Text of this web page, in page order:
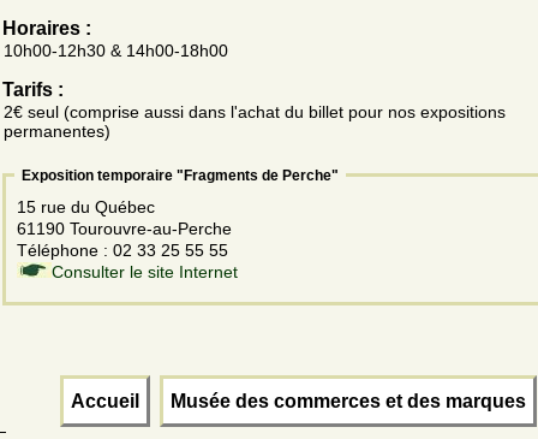
Horaires :
10h00-12h30 & 14h00-18h00
Tarifs :
2€ seul (comprise aussi dans l'achat du billet pour nos expositions
permanentes)
Exposition temporaire "Fragments de Perche"
15 rue du Québec
61190 Tourouvre-au-Perche
Téléphone : 02 33 25 55 55
Consulter le site Internet
Accueil Musée des commerces et des marques